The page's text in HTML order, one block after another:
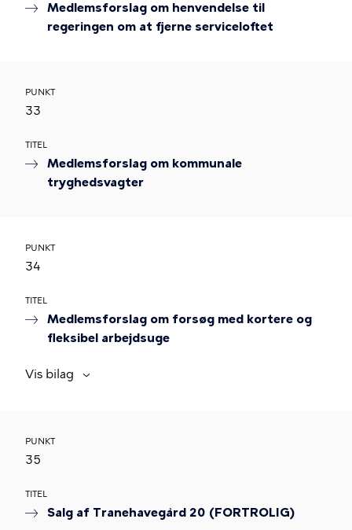
Medlemsforslag om henvendelse til
regeringen om at fjerne serviceloftet
PUNKT
33
TITEL
Medlemsforslag om kommunale
tryghedsvagter
PUNKT
34
TITEL
Medlemsforslag om forsøg med kortere og
fleksibel arbejdsuge
Vis bilag
PUNKT
35
TITEL
Salg af Tranehavegård 20 (FORTROLIG)